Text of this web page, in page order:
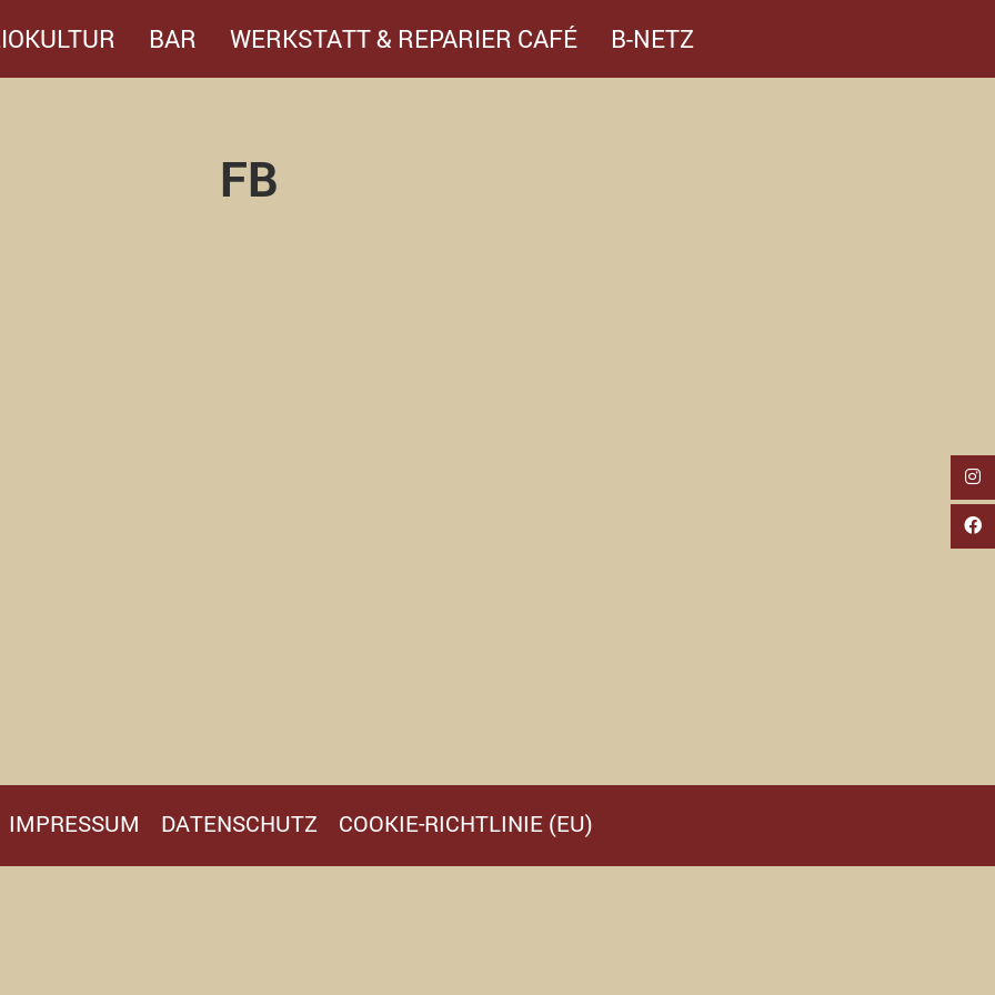
BAR WERKSTATT & REPARIER CAFÉ B-NETZ
FB
IMPRESSUM DATENSCHUTZ COOKIE-RICHTLINIE (EU)